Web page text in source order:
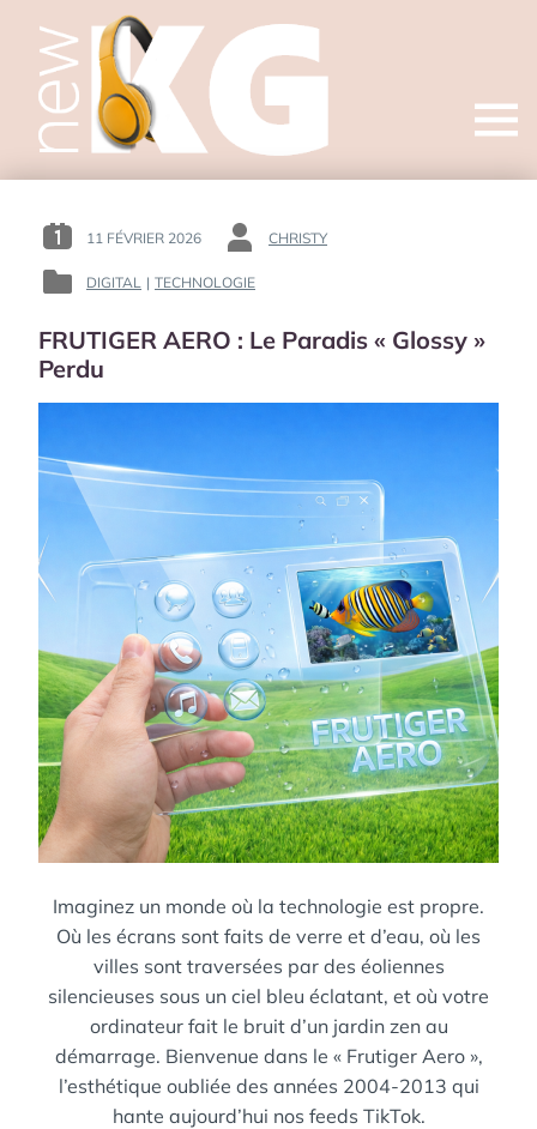
Open
POSTED
ON
11 FÉVRIER 2026
BY
CHRISTY
POSTED
:
DIGITAL | TECHNOLOGIE
FRUTIGER AERO : Le Paradis « Glossy »
Perdu
Imaginez un monde où la technologie est propre.
Où les écrans sont faits de verre et d’eau, où les
villes sont traversées par des éoliennes
silencieuses sous un ciel bleu éclatant, et où votre
ordinateur fait le bruit d’un jardin zen au
démarrage. Bienvenue dans le « Frutiger Aero »,
l’esthétique oubliée des années 2004-2013 qui
hante aujourd’hui nos feeds TikTok.